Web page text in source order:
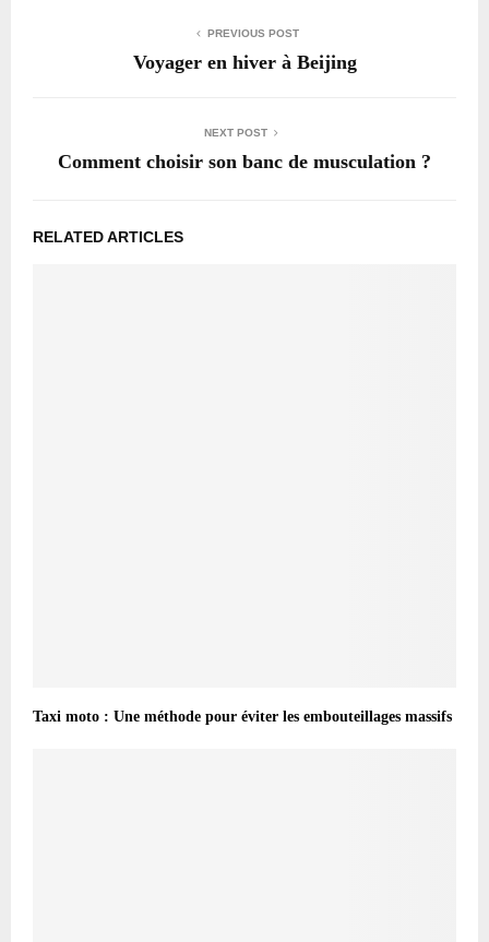
PREVIOUS POST
Voyager en hiver à Beijing
NEXT POST
Comment choisir son banc de musculation ?
RELATED ARTICLES
Taxi moto : Une méthode pour éviter les embouteillages massifs